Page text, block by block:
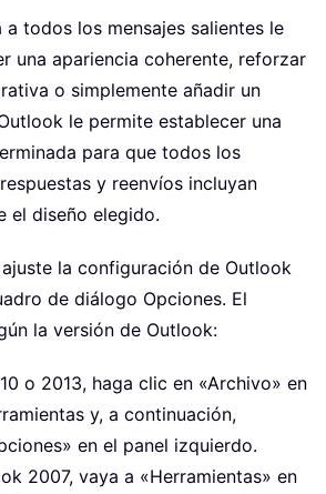
a todos los mensajes salientes le
una apariencia coherente, reforzar
o simplemente añadir un
le permite establecer una
para que todos los
y reenvíos incluyan
el diseño elegido.
ajuste la configuración de Outlook
de diálogo Opciones. El
la versión de Outlook:
o 2013, haga clic en «Archivo» en
y, a continuación,
en el panel izquierdo.
2007, vaya a «Herramientas» en